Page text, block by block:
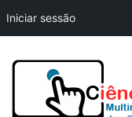
Iniciar sessão
to
content